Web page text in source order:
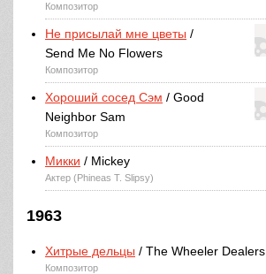
Композитор
Не присылай мне цветы /
Send Me No Flowers
Композитор
Хороший сосед Сэм / Good
Neighbor Sam
Композитор
Микки / Mickey
Актер (Phineas T. Slipsy)
1963
Хитрые дельцы / The Wheeler Dealers
Композитор